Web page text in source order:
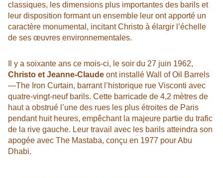
classiques, les dimensions plus importantes des barils et
leur disposition formant un ensemble leur ont apporté un
caractère monumental, incitant Christo à élargir l’échelle
de ses œuvres environnementales.
Il y a soixante ans ce mois-ci, le soir du 27 juin 1962,
Christo et Jeanne-Claude ont installé Wall of Oil Barrels
—The Iron Curtain, barrant l’historique rue Visconti avec
quatre-vingt-neuf barils. Cette barricade de 4,2 mètres de
haut a obstrué l’une des rues les plus étroites de Paris
pendant huit heures, empêchant la majeure partie du trafic
de la rive gauche. Leur travail avec les barils atteindra son
apogée avec The Mastaba, conçu en 1977 pour Abu
Dhabi.